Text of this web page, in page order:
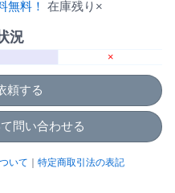
無料！ 在庫残り×
況
×
頼する
問い合わせる
いて 特定商取引法の表記